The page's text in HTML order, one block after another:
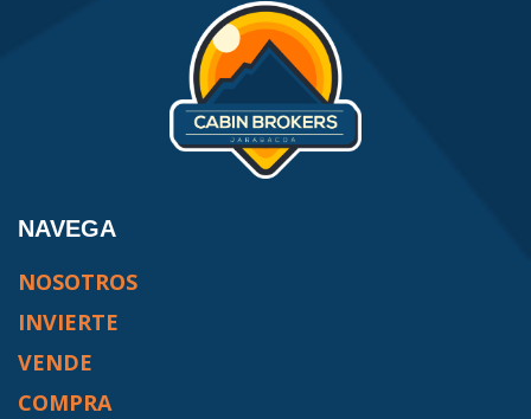
NAVEGA
NOSOTROS
INVIERTE
VENDE
COMPRA